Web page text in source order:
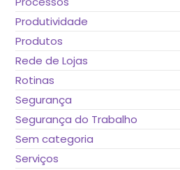
Produtividade
Produtos
Rede de Lojas
Rotinas
Segurança
Segurança do Trabalho
Sem categoria
Serviços